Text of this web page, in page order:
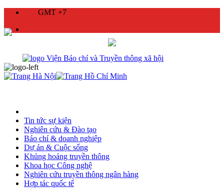
GMT +7
Tin tức sự kiện
Nghiên cứu & Đào tạo
Báo chí & doanh nghiệp
Dự án & Cuộc sống
Khủng hoảng truyền thông
Khoa học Công nghệ
Nghiên cứu truyền thông ngân hàng
Hợp tác quốc tế